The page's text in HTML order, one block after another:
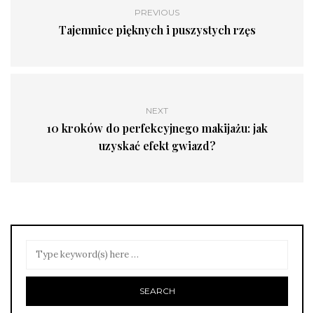
PREVIOUS
Tajemnice pięknych i puszystych rzęs
NEXT
10 kroków do perfekcyjnego makijażu: jak
uzyskać efekt gwiazd?